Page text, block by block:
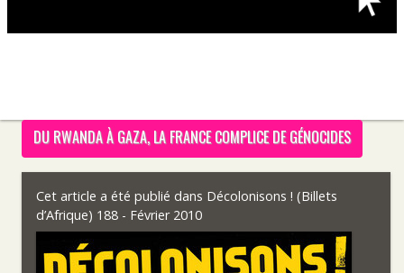
DU RWANDA À GAZA, LA FRANCE COMPLICE DE GÉNOCIDES
Cet article a été publié dans Décolonisons ! (Billets
d’Afrique) 188 - Février 2010